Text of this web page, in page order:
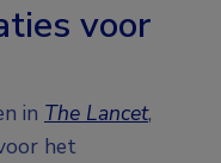
voor
in The Lancet,
het